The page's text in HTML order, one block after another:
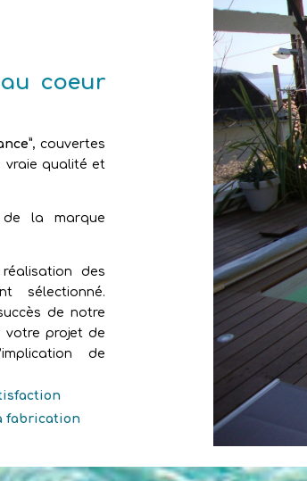
coeur
, couvertes
vraie qualité et
de la marque
des
sélectionné.
de notre
projet de
de
fabrication